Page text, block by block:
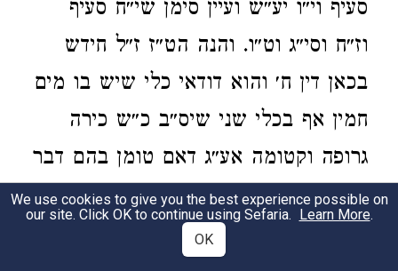
סעיף וי״ו יע״ש ועיין סימן שי״ח סעיף
וז״ח וסי״ג וט״ו. והנה הט״ז ז״ל חידש
בכאן דין ח׳ והוא דודאי כלי שיש בו מים
חמין אף בכלי שני שיס״ב כ״ש כירה
גרופה וקטומה אע״ג דאם טומן בהם דבר
מה לזמן מרובה לשעה או שתים לא הוי
כמטמין במוסיף ~הכל~{הבל} דהא
We use cookies to give you the best experience possible on
our site. Click OK to continue using Sefaria. Learn More.
OK